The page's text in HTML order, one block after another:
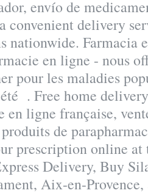
envío de
convenient delivery
nationwide. Farmacia
en ligne - nous
pour les maladies
. Free home
en ligne française,
de
prescription online at
Delivery, Buy
Aix-en-